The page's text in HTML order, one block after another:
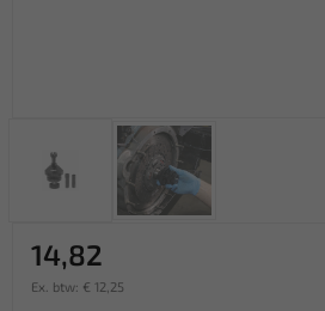
14,82
Ex. btw: € 12,25